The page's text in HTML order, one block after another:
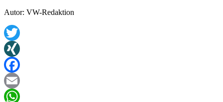
Autor: VW-Redaktion
Twitter
XING
Facebook
Email